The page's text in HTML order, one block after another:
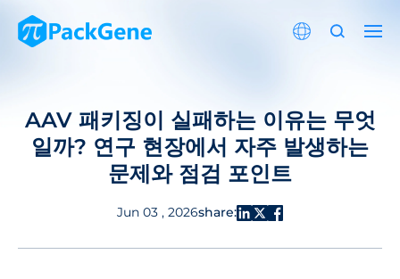
AAV 패키징이 실패하는 이유는 무엇
일까? 연구 현장에서 자주 발생하는
문제와 점검 포인트
Jun 03 , 2026share: